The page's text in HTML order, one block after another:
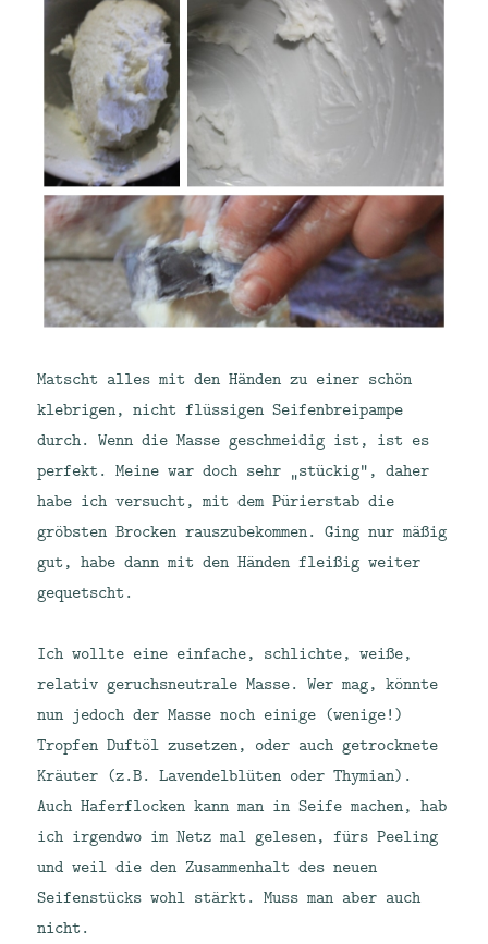
Matscht alles mit den Händen zu einer schön
klebrigen, nicht flüssigen Seifenbreipampe
durch. Wenn die Masse geschmeidig ist, ist es
perfekt. Meine war doch sehr „stückig“, daher
habe ich versucht, mit dem Pürierstab die
gröbsten Brocken rauszubekommen. Ging nur mäßig
gut, habe dann mit den Händen fleißig weiter
gequetscht.
Ich wollte eine einfache, schlichte, weiße,
relativ geruchsneutrale Masse. Wer mag, könnte
nun jedoch der Masse noch einige (wenige!)
Tropfen Duftöl zusetzen, oder auch getrocknete
Kräuter (z.B. Lavendelblüten oder Thymian).
Auch Haferflocken kann man in Seife machen, hab
ich irgendwo im Netz mal gelesen, fürs Peeling
und weil die den Zusammenhalt des neuen
Seifenstücks wohl stärkt. Muss man aber auch
nicht.